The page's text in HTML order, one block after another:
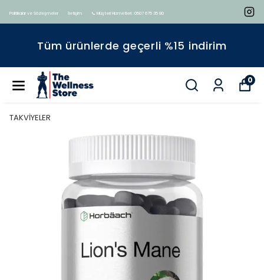
Politikalar ve Sözleşmeler İletişim 📞 Müşteri Hizmetleri : 0507 675 35 80
Tüm ürünlerde geçerli %15 indirim
0
TAKVİYELER